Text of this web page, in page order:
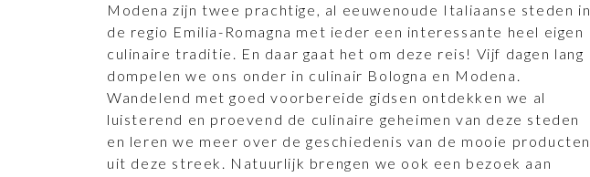
Modena zijn twee prachtige, al eeuwenoude Italiaanse steden in
de regio Emilia-Romagna met ieder een interessante heel eigen
culinaire traditie. En daar gaat het om deze reis! Vijf dagen lang
dompelen we ons onder in culinair Bologna en Modena.
Wandelend met goed voorbereide gidsen ontdekken we al
luisterend en proevend de culinaire geheimen van deze steden
en leren we meer over de geschiedenis van de mooie producten
uit deze streek. Natuurlijk brengen we ook een bezoek aan